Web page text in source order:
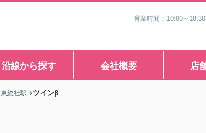
営業時間：10:00～
沿線から探す 会社概要 店
東総社駅 ツインβ